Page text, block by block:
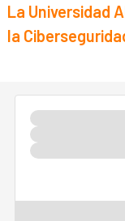
La Universidad
la